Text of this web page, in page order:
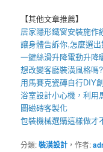
【其他文章推薦】
居家隱形鐵窗安裝施作
讓身體告訴你,怎麼選
一鍵絲滑升降電動升降
想改變客廳裝潢風格嗎?
用馬賽克瓷磚自行DIY
浴室設計小心機，利用
圖磁磚客製化
包裝機械選購這樣做才
分類:裝潢設計 ，作者: